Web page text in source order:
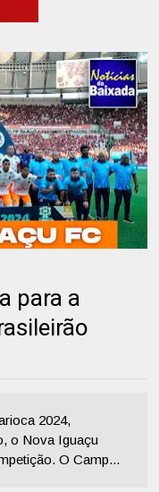
para a
2024,
o Nova Iguaçu
O Camp...